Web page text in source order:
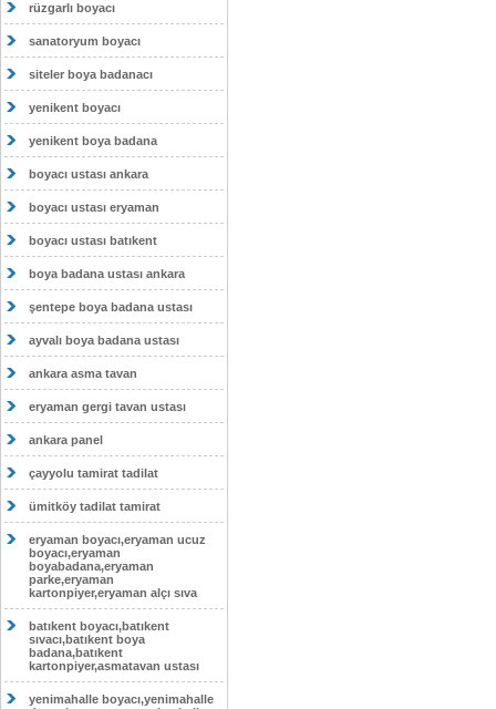
rüzgarlı boyacı
sanatoryum boyacı
siteler boya badanacı
yenikent boyacı
yenikent boya badana
boyacı ustası ankara
boyacı ustası eryaman
boyacı ustası batıkent
boya badana ustası ankara
şentepe boya badana ustası
ayvalı boya badana ustası
ankara asma tavan
eryaman gergi tavan ustası
ankara panel
çayyolu tamirat tadilat
ümitköy tadilat tamirat
eryaman boyacı,eryaman ucuz
boyacı,eryaman
boyabadana,eryaman
parke,eryaman
kartonpiyer,eryaman alçı sıva
batıkent boyacı,batıkent
sıvacı,batıkent boya
badana,batıkent
kartonpiyer,asmatavan ustası
yenimahalle boyacı,yenimahalle